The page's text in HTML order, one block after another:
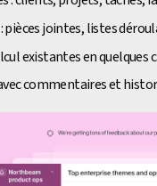
pièces jointes, listes
existantes en quelques
commentaires et